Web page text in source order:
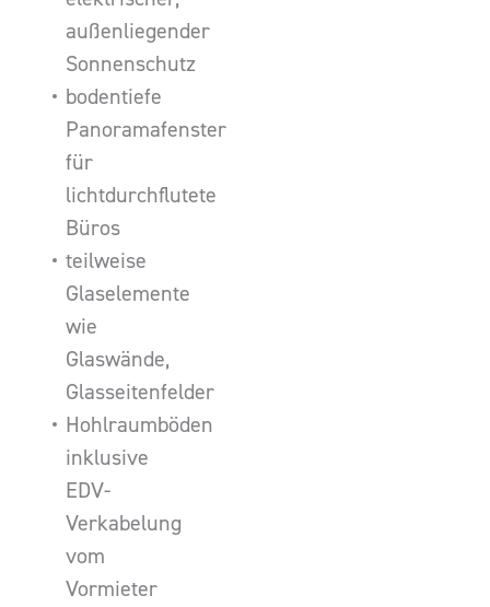
außenliegender
Sonnenschutz
bodentiefe
Panoramafenster
für
lichtdurchflutete
Büros
teilweise
Glaselemente
wie
Glaswände,
Glasseitenfelder
Hohlraumböden
inklusive
EDV-
Verkabelung
vom
Vormieter